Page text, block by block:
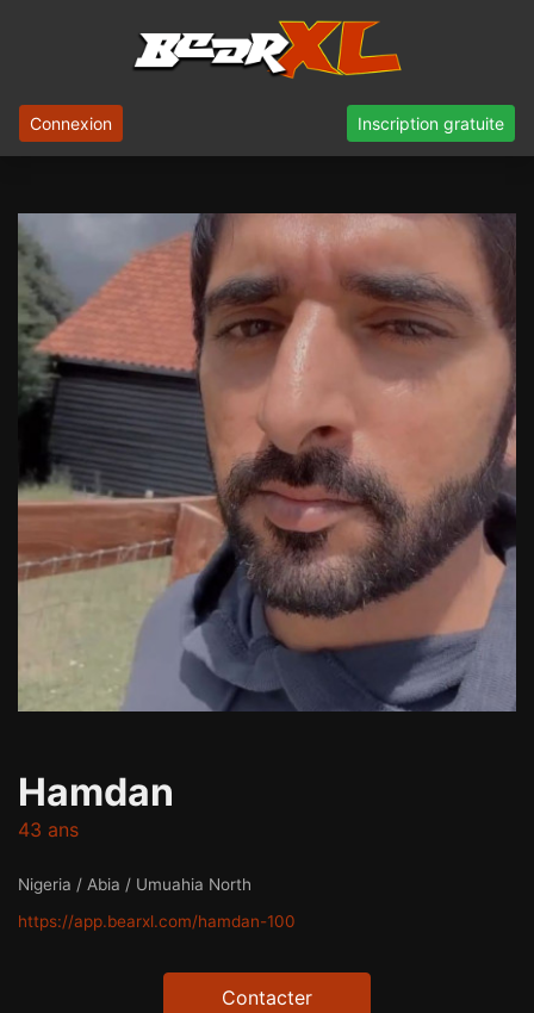
Connexion Inscription gratuite
Hamdan
43 ans
Nigeria / Abia / Umuahia North
https://app.bearxl.com/hamdan-100
Contacter